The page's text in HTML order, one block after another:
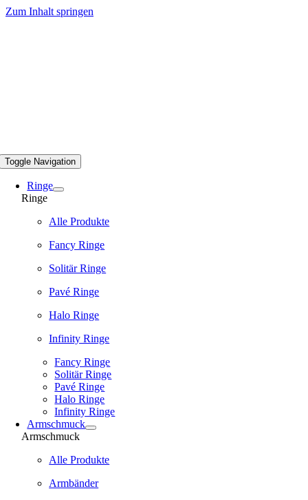
Zum Inhalt springen
Toggle Navigation
Ringe
Ringe
Alle Produkte
Fancy Ringe
Solitär Ringe
Pavé Ringe
Halo Ringe
Infinity Ringe
Fancy Ringe
Solitär Ringe
Pavé Ringe
Halo Ringe
Infinity Ringe
Armschmuck
Armschmuck
Alle Produkte
Armbänder